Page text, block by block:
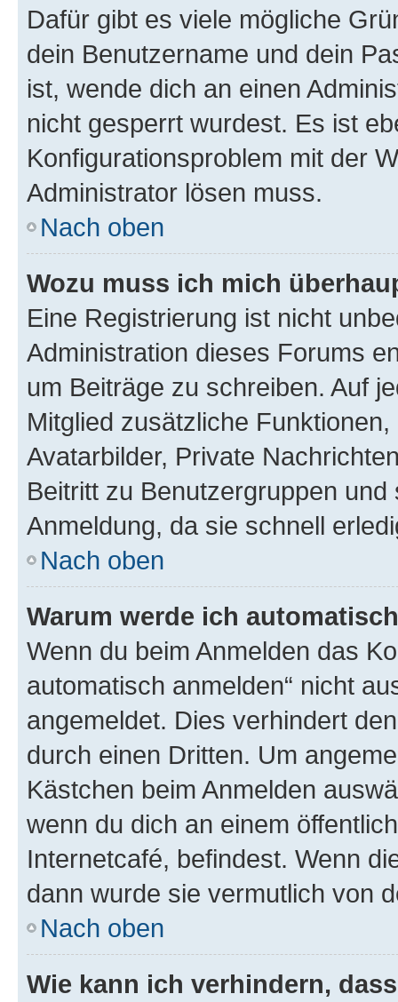
Dafür gibt es viele mögliche
dein Benutzername und dein
ist, wende dich an einen
nicht gesperrt wurdest. Es ist
Konfigurationsproblem mit der
Administrator lösen muss.
Nach oben
Wozu muss ich mich
Eine Registrierung ist nicht
Administration dieses Forums
um Beiträge zu schreiben. Auf
Mitglied zusätzliche
Avatarbilder, Private
Beitritt zu Benutzergruppen
Anmeldung, da sie schnell
Nach oben
Warum werde ich
Wenn du beim Anmelden das
automatisch anmelden“ nicht
angemeldet. Dies verhindert
durch einen Dritten. Um
Kästchen beim Anmelden
wenn du dich an einem
Internetcafé, befindest. Wenn
dann wurde sie vermutlich von
Nach oben
Wie kann ich verhindern,